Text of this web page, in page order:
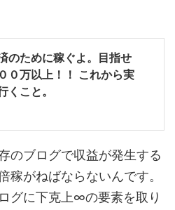
のために稼ぐよ。目指せ
０万以上！！ これから実
くこと。
のブログで収益が発生する
稼がねばならないんです。
グに下克上∞の要素を取り